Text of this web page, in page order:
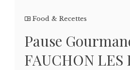
Food & Recettes
Pause
FAUCHON LES